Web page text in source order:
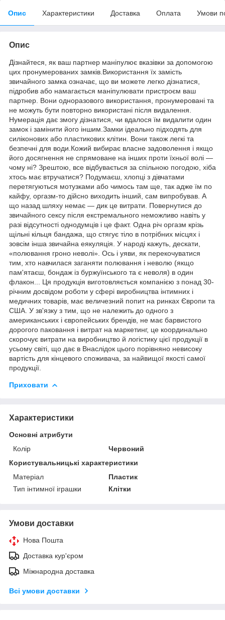
Опис Характеристики Доставка Оплата Умови
Опис
Дізнайтеся, як ваш партнер маніпулює вказівки за допомогою
цих пронумерованих замків.Використання їх замість
звичайного замка означає, що ви можете легко дізнатися,
підробив або намагається маніпулювати пристроєм ваш
партнер. Вони одноразового використання, пронумеровані та
не можуть бути повторно використані після видалення.
Нумерація дає змогу дізнатися, чи вдалося їм видалити один
замок і замінити його іншим.Замки ідеально підходять для
силіконових або пластикових клітин. Вони також легкі та
безпечні для води.Кожий вибирає власне задоволення і якщо
його досягнення не спрямоване на інших проти їхньої волі —
чому ні? Зрештою, все відбувається за спільною погодою, хіба
хтось має втручатися? Подумаєш, хлопці з дівчатами
перетягуються мотузками або чимось там ще, так адже їм по
кайфу, оргазм-то дійсно виходить інший, сам випробував. А
що назад шляху немає — дик це витрати. Повернутися до
звичайного сексу після екстремального неможливо навіть у
разі відсутності однодумців і це факт. Одна річ оргазм крізь
щільні кільця бандажа, що стягує тіло в потрібних місцях і
зовсім інша звичайна еякуляція. У народі кажуть, дескати,
«полювання гроно неволі». Ось і уяви, як перекочуватися
тим, хто навчилася заганяти полювання і неволю (якщо
пам'ятаєш, бондаж із буржуїнського та є неволя) в один
флакон... Ця продукція виготовляється компанією з понад 30-
річним досвідом роботи у сфері виробництва інтимних і
медичних товарів, має величезний попит на ринках Європи та
США. У зв'язку з тим, що не належить до одного з
американських і європейських брендів, не має барвистого
дорогого паковання і витрат на маркетинг, це координально
скорочує витрати на виробництво й логістику цієї продукції в
усьому світі, що дає в Внаслідок цього порівняно невисоку
вартість для кінцевого споживача, за найвищої якості самої
продукції.
Приховати
Характеристики
Основні атрибути
Колір
Червоний
Користувальницькі характеристики
Матеріал
Пластик
Тип інтимної іграшки
Клітки
Умови доставки
Нова Пошта
Доставка кур'єром
Міжнародна доставка
Всі умови доставки